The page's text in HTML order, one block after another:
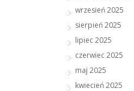
wrzesień 2025
sierpień 2025
lipiec 2025
czerwiec 2025
maj 2025
kwiecień 2025